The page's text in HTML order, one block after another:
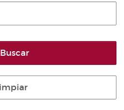
Buscar